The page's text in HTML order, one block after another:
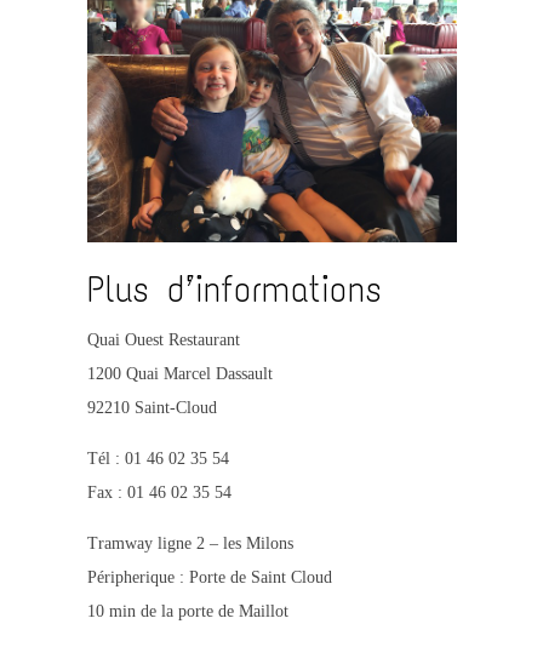
Plus d’informations
Quai Ouest Restaurant
1200 Quai Marcel Dassault
92210 Saint-Cloud
Tél : 01 46 02 35 54
Fax : 01 46 02 35 54
Tramway ligne 2 – les Milons
Péripherique : Porte de Saint Cloud
10 min de la porte de Maillot